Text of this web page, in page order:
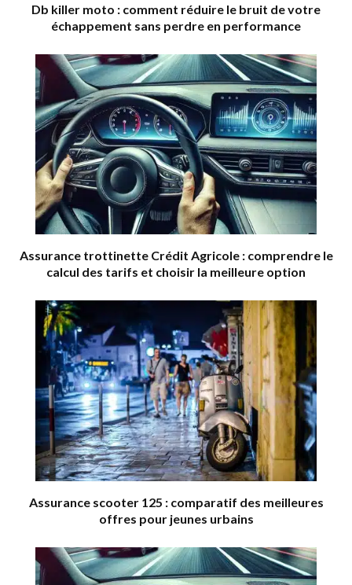
Db killer moto : comment réduire le bruit de votre
échappement sans perdre en performance
Assurance trottinette Crédit Agricole : comprendre le
calcul des tarifs et choisir la meilleure option
Assurance scooter 125 : comparatif des meilleures
offres pour jeunes urbains